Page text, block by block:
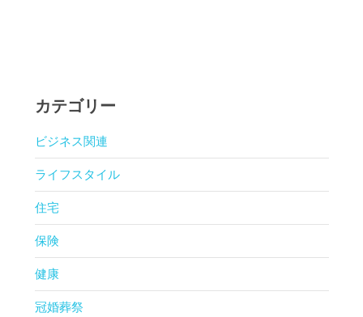
カテゴリー
ビジネス関連
ライフスタイル
住宅
保険
健康
冠婚葬祭